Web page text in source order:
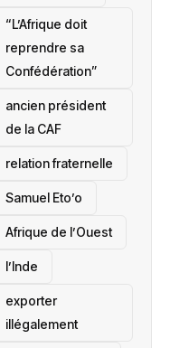
“L’Afrique doit
reprendre sa
Confédération”
ancien président
de la CAF
relation fraternelle
Samuel Eto’o
Afrique de l’Ouest
l’Inde
exporter
illégalement